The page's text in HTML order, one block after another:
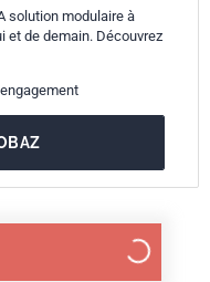
solution modulaire à
et de demain. Découvrez